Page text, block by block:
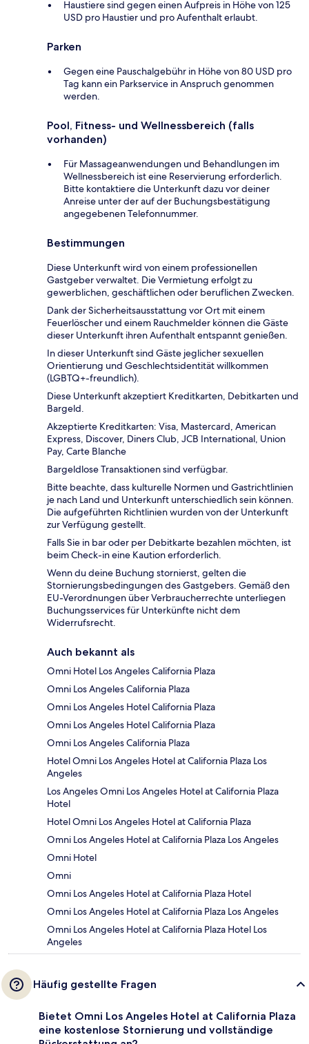
Haustiere sind gegen einen Aufpreis in Höhe von 125
USD pro Haustier und pro Aufenthalt erlaubt.
Parken
Gegen eine Pauschalgebühr in Höhe von 80 USD pro
Tag kann ein Parkservice in Anspruch genommen
werden.
Pool, Fitness- und Wellnessbereich (falls
vorhanden)
Für Massageanwendungen und Behandlungen im
Wellnessbereich ist eine Reservierung erforderlich.
Bitte kontaktiere die Unterkunft dazu vor deiner
Anreise unter der auf der Buchungsbestätigung
angegebenen Telefonnummer.
Bestimmungen
Diese Unterkunft wird von einem professionellen
Gastgeber verwaltet. Die Vermietung erfolgt zu
gewerblichen, geschäftlichen oder beruflichen Zwecken.
Dank der Sicherheitsausstattung vor Ort mit einem
Feuerlöscher und einem Rauchmelder können die Gäste
dieser Unterkunft ihren Aufenthalt entspannt genießen.
In dieser Unterkunft sind Gäste jeglicher sexuellen
Orientierung und Geschlechtsidentität willkommen
(LGBTQ+-freundlich).
Diese Unterkunft akzeptiert Kreditkarten, Debitkarten und
Bargeld.
Akzeptierte Kreditkarten: Visa, Mastercard, American
Express, Discover, Diners Club, JCB International, Union
Pay, Carte Blanche
Bargeldlose Transaktionen sind verfügbar.
Bitte beachte, dass kulturelle Normen und Gastrichtlinien
je nach Land und Unterkunft unterschiedlich sein können.
Die aufgeführten Richtlinien wurden von der Unterkunft
zur Verfügung gestellt.
Falls Sie in bar oder per Debitkarte bezahlen möchten, ist
beim Check-in eine Kaution erforderlich.
Wenn du deine Buchung stornierst, gelten die
Stornierungsbedingungen des Gastgebers. Gemäß den
EU-Verordnungen über Verbraucherrechte unterliegen
Buchungsservices für Unterkünfte nicht dem
Widerrufsrecht.
Auch bekannt als
Omni Hotel Los Angeles California Plaza
Omni Los Angeles California Plaza
Omni Los Angeles Hotel California Plaza
Omni Los Angeles Hotel California Plaza
Omni Los Angeles California Plaza
Hotel Omni Los Angeles Hotel at California Plaza Los
Angeles
Los Angeles Omni Los Angeles Hotel at California Plaza
Hotel
Hotel Omni Los Angeles Hotel at California Plaza
Omni Los Angeles Hotel at California Plaza Los Angeles
Omni Hotel
Omni
Omni Los Angeles Hotel at California Plaza Hotel
Omni Los Angeles Hotel at California Plaza Los Angeles
Omni Los Angeles Hotel at California Plaza Hotel Los
Angeles
Häufig gestellte Fragen
Bietet Omni Los Angeles Hotel at California Plaza
eine kostenlose Stornierung und vollständige